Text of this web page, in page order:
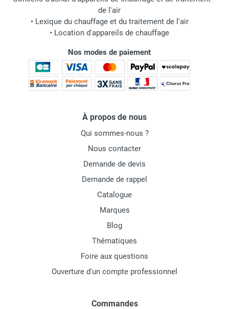
de l'air
• Lexique du chauffage et du traitement de l'air
• Location d'appareils de chauffage
Nos modes de paiement
À propos de nous
Qui sommes-nous ?
Nous contacter
Demande de devis
Demande de rappel
Catalogue
Marques
Blog
Thématiques
Foire aux questions
Ouverture d'un compte professionnel
Commandes